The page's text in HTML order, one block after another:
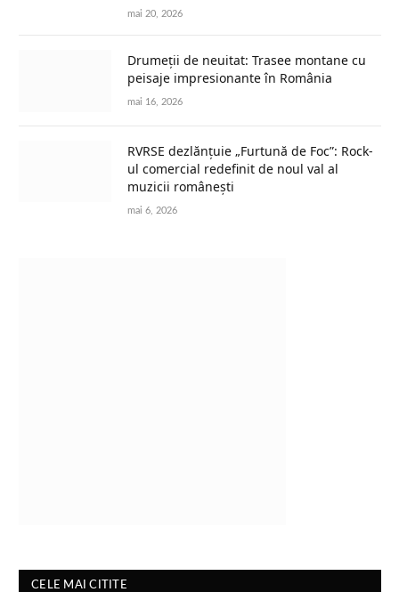
mai 20, 2026
Drumeții de neuitat: Trasee montane cu
peisaje impresionante în România
mai 16, 2026
RVRSE dezlănțuie „Furtună de Foc”: Rock-
ul comercial redefinit de noul val al
muzicii românești
mai 6, 2026
CELE MAI CITITE